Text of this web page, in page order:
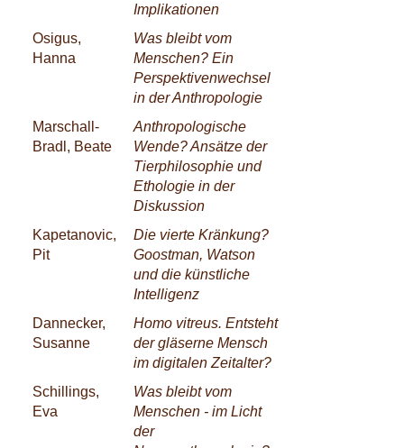
Implikationen
Osigus,
Hanna
Was bleibt vom
Menschen? Ein
Perspektivenwechsel
in der Anthropologie
Marschall-
Bradl, Beate
Anthropologische
Wende? Ansätze der
Tierphilosophie und
Ethologie in der
Diskussion
Kapetanovic,
Pit
Die vierte Kränkung?
Goostman, Watson
und die künstliche
Intelligenz
Dannecker,
Susanne
Homo vitreus. Entsteht
der gläserne Mensch
im digitalen Zeitalter?
Schillings,
Eva
Was bleibt vom
Menschen - im Licht
der